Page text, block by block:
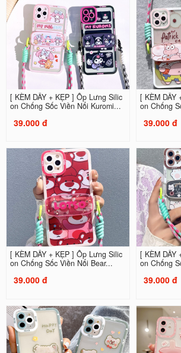
[ KÈM DÂY + KẸP ] Ốp Lưng Silic
on Chống Sốc Viền Nổi Kuromi...
39.000 đ
[ KÈM DÂY
on Chống
39.000 đ
[ KÈM DÂY + KẸP ] Ốp Lưng Silic
on Chống Sốc Viền Nổi Bear...
39.000 đ
[ KÈM DÂY
on Chống
39.000 đ